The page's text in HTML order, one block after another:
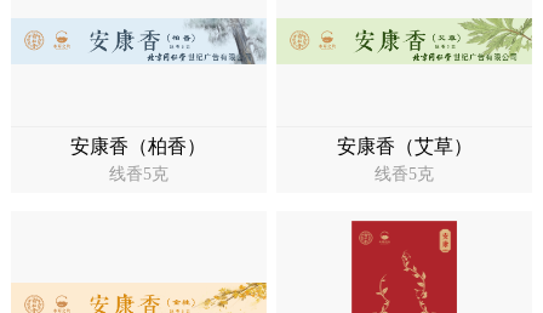
安康香（柏香）
线香5克
安康香（艾草）
线香5克